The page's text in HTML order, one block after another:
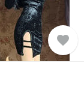
favorite